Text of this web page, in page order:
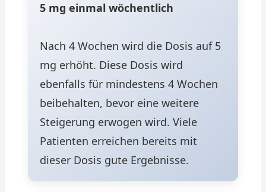
5 mg einmal wöchentlich
Nach 4 Wochen wird die Dosis auf 5
mg erhöht. Diese Dosis wird
ebenfalls für mindestens 4 Wochen
beibehalten, bevor eine weitere
Steigerung erwogen wird. Viele
Patienten erreichen bereits mit
dieser Dosis gute Ergebnisse.